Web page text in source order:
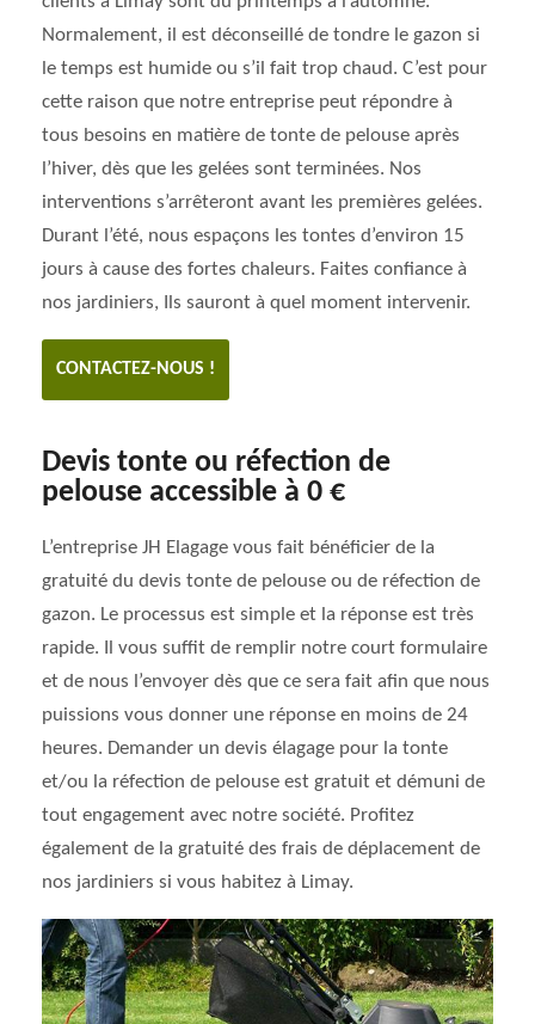
Normalement, il est déconseillé de tondre le gazon si
le temps est humide ou s’il fait trop chaud. C’est pour
cette raison que notre entreprise peut répondre à
tous besoins en matière de tonte de pelouse après
l’hiver, dès que les gelées sont terminées. Nos
interventions s’arrêteront avant les premières gelées.
Durant l’été, nous espaçons les tontes d’environ 15
jours à cause des fortes chaleurs. Faites confiance à
nos jardiniers, Ils sauront à quel moment intervenir.
CONTACTEZ-NOUS !
Devis tonte ou réfection de
pelouse accessible à 0 €
L’entreprise JH Elagage vous fait bénéficier de la
gratuité du devis tonte de pelouse ou de réfection de
gazon. Le processus est simple et la réponse est très
rapide. Il vous suffit de remplir notre court formulaire
et de nous l’envoyer dès que ce sera fait afin que nous
puissions vous donner une réponse en moins de 24
heures. Demander un devis élagage pour la tonte
et/ou la réfection de pelouse est gratuit et démuni de
tout engagement avec notre société. Profitez
également de la gratuité des frais de déplacement de
nos jardiniers si vous habitez à Limay.